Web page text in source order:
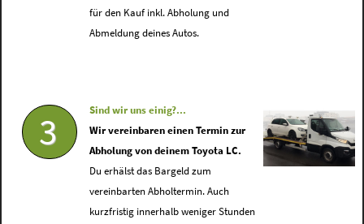
für den Kauf inkl. Abholung und
Abmeldung deines Autos.
3
Sind wir uns einig?...
Wir vereinbaren einen Termin zur
Abholung von deinem Toyota LC.
Du erhälst das Bargeld zum
vereinbarten Abholtermin. Auch
kurzfristig innerhalb weniger Stunden